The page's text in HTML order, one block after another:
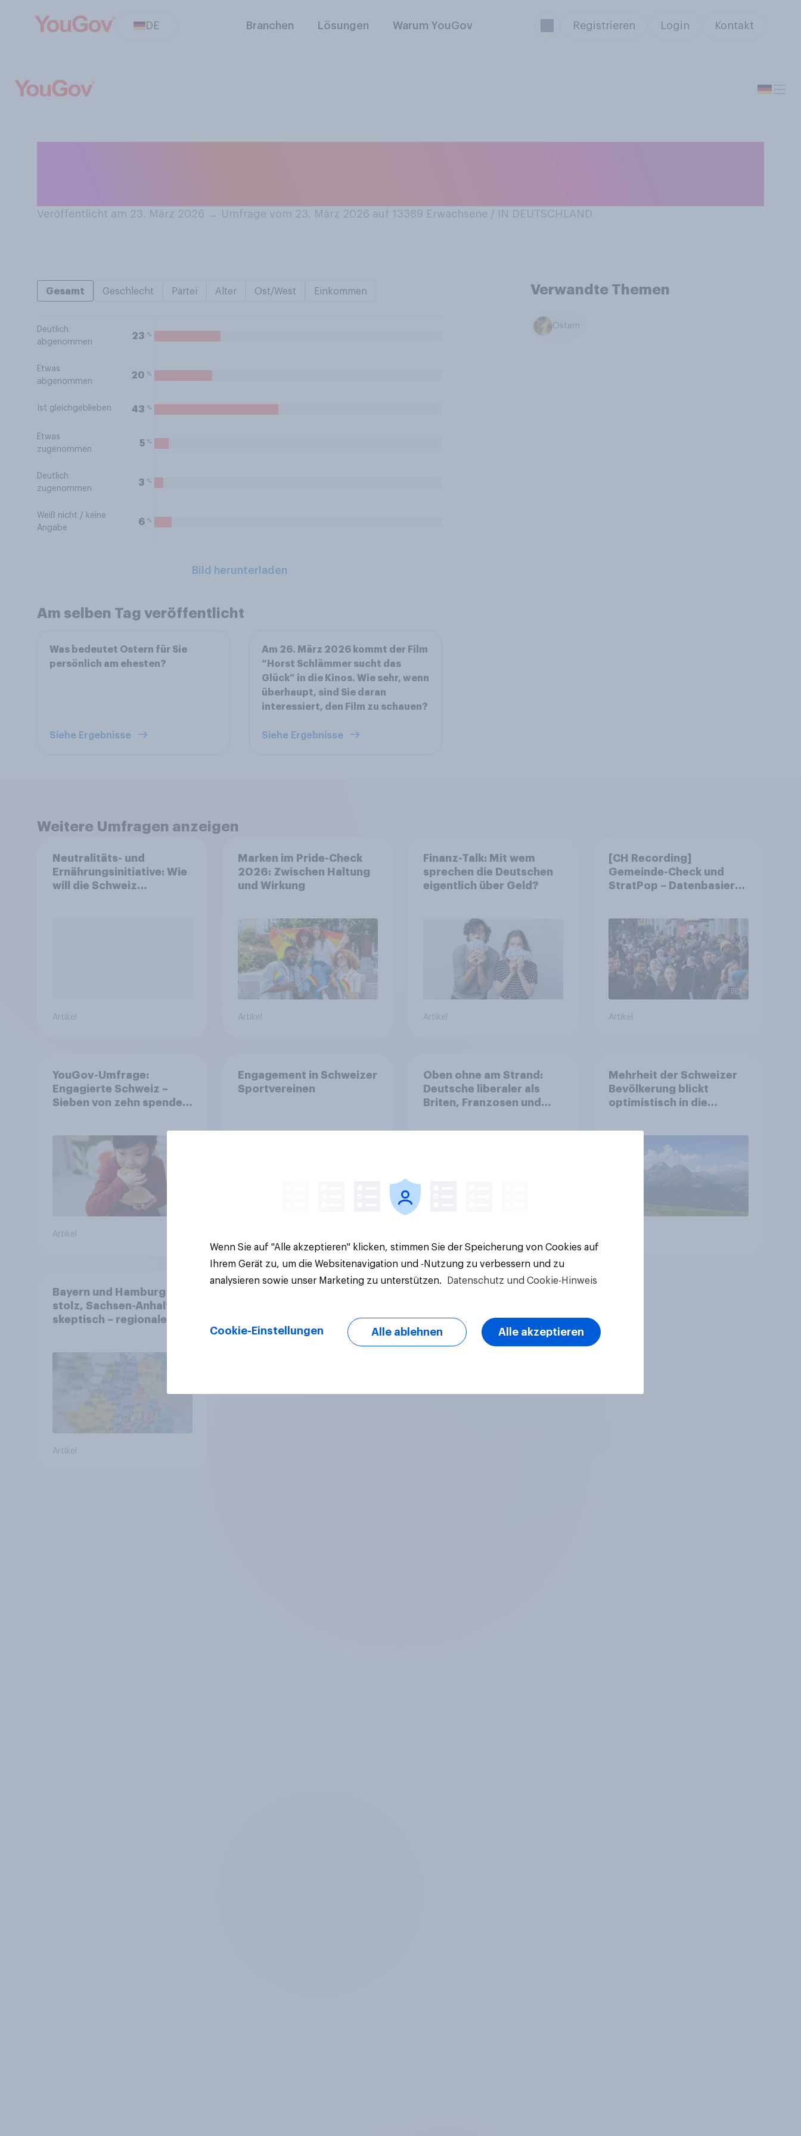
DE Branchen Lösungen Warum YouGov Registrieren Login Kontakt
Veröffentlicht am 23. März 2026 → Umfrage vom 23. März 2026 auf 13389 Erwachsene / IN DEUTSCHLAND
Gesamt Geschlecht Partei Alter Ost/West Einkommen
Deutlich
abgenommen
23 %
Etwas
abgenommen
20 %
Ist gleichgeblieben 43 %
Etwas
zugenommen
5 %
Deutlich
zugenommen
3 %
Weiß nicht / keine
Angabe
6 %
Bild herunterladen
Verwandte Themen
Ostern
Am selben Tag veröffentlicht
Was bedeutet Ostern für Sie
persönlich am ehesten?
Siehe Ergebnisse
Am 26. März 2026 kommt der Film
“Horst Schlämmer sucht das
Glück” in die Kinos. Wie sehr, wenn
überhaupt, sind Sie daran
interessiert, den Film zu schauen?
Siehe Ergebnisse
Weitere Umfragen anzeigen
Neutralitäts- und
Ernährungsinitiative: Wie
will die Schweiz
Artikel
Marken im Pride-Check
2026: Zwischen Haltung
und Wirkung
Artikel
Finanz-Talk: Mit wem
sprechen die Deutschen
eigentlich über Geld?
Artikel
[CH Recording]
Gemeinde-Check und
StratPop – Datenbasierte
Artikel
YouGov-Umfrage:
Engagierte Schweiz –
Sieben von zehn spenden,
Artikel
Engagement in Schweizer
Sportvereinen
Oben ohne am Strand:
Deutsche liberaler als
Briten, Franzosen und
Mehrheit der Schweizer
Bevölkerung blickt
optimistisch in die
betreffen vor allem
Gesundheitswesen und
Altersvorsorge
Bayern und Hamburg
stolz, Sachsen-Anhalt
skeptisch – regionale
Europa im Osten am
Artikel
Wenn Sie auf "Alle akzeptieren" klicken, stimmen Sie der Speicherung von Cookies auf
Ihrem Gerät zu, um die Websitenavigation und -Nutzung zu verbessern und zu
analysieren sowie unser Marketing zu unterstützen.
Datenschutz und Cookie-Hinweis
Cookie-Einstellungen Alle ablehnen Alle akzeptieren